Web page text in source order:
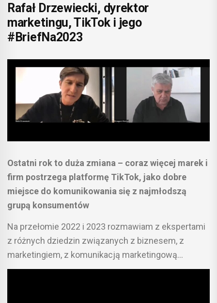
Rafał Drzewiecki, dyrektor
marketingu, TikTok i jego
#BriefNa2023
Ostatni rok to duża zmiana – coraz więcej marek i
firm postrzega platformę TikTok, jako dobre
miejsce do komunikowania się z najmłodszą
grupą konsumentów
Na przełomie 2022 i 2023 rozmawiam z ekspertami
z różnych dziedzin związanych z biznesem, z
marketingiem, z komunikacją marketingową…